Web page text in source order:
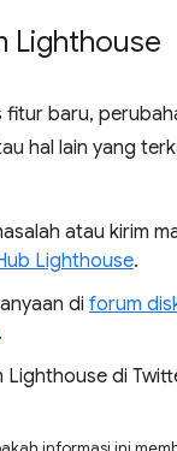
Lighthouse
fitur baru,
hal lain yang
atau kirim
Lighthouse.
di forum
.
Lighthouse di